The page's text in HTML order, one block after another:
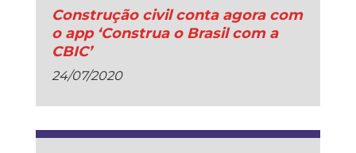
Construção civil conta agora com
o app ‘Construa o Brasil com a
CBIC’
24/07/2020